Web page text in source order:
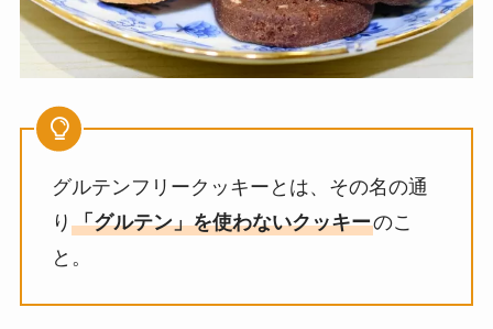
グルテンフリークッキーとは、その名の通
り 「グルテン」を使わないクッキーのこ
と。